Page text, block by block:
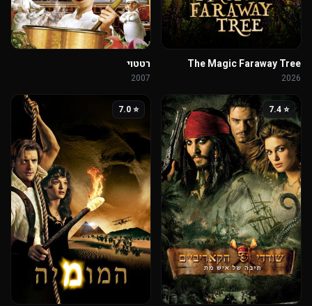
The Magic Faraway Tree
2026
רטטוי
2007
⭐ 7.4
⭐ 7.0